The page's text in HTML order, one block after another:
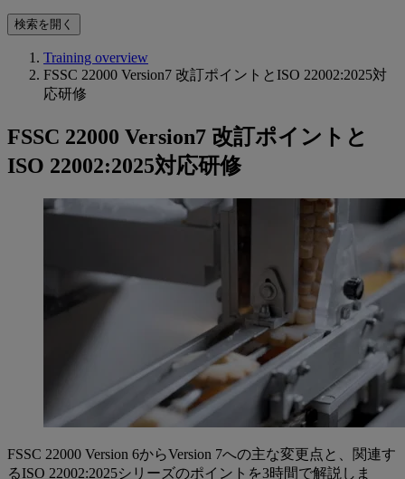
検索を開く
Training overview
FSSC 22000 Version7 改訂ポイントとISO 22002:2025対
応研修
FSSC 22000 Version7 改訂ポイントと
ISO 22002:2025対応研修
FSSC 22000 Version 6からVersion 7への主な変更点と、関連す
るISO 22002:2025シリーズのポイントを3時間で解説しま